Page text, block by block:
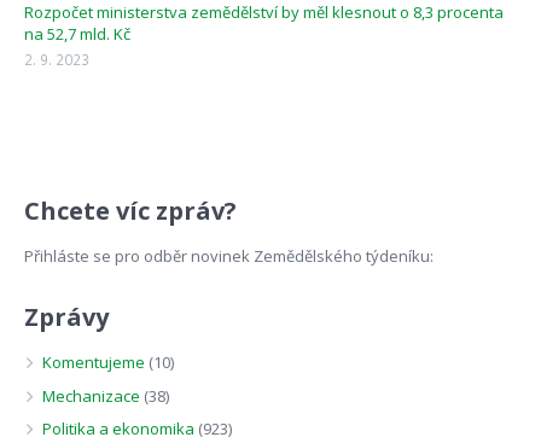
Rozpočet ministerstva zemědělství by měl klesnout o 8,3 procenta
na 52,7 mld. Kč
2. 9. 2023
Chcete víc zpráv?
Přihláste se pro odběr novinek Zemědělského týdeníku:
Zprávy
Komentujeme (10)
Mechanizace (38)
Politika a ekonomika (923)